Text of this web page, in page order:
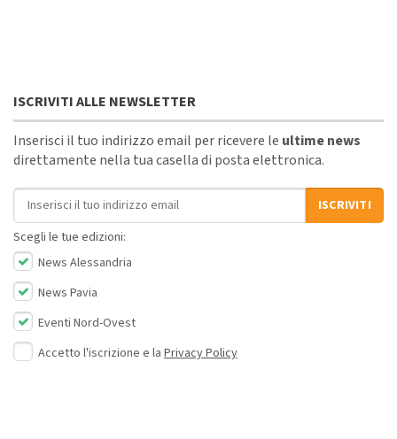
ISCRIVITI ALLE NEWSLETTER
Inserisci il tuo indirizzo email per ricevere le ultime news
direttamente nella tua casella di posta elettronica.
Indirizzo email
ISCRIVITI
Scegli le tue edizioni:
News Alessandria
News Pavia
Eventi Nord-Ovest
Accetto l'iscrizione e la Privacy Policy